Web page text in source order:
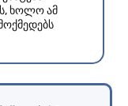
ხოლო ამ